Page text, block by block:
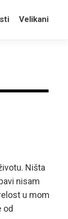
Velikani
Ništa
nisam
u mom
od